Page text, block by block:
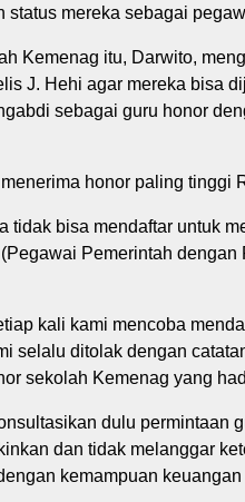
status mereka sebagai
Kemenag itu, Darwito,
J. Hehi agar mereka bisa
sebagai guru honor
honor paling tinggi
tidak bisa mendaftar untuk
Pemerintah dengan
kali kami mencoba
selalu ditolak dengan
sekolah Kemenag yang
dulu permintaan
dan tidak melanggar
kemampuan